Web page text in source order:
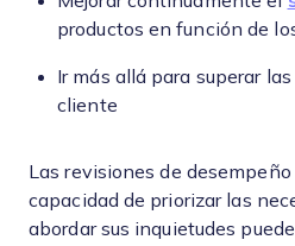
productos en función de
Ir más allá para superar
cliente
Las revisiones de
capacidad de priorizar las
abordar sus inquietudes